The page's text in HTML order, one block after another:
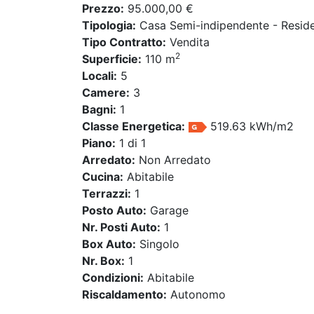
Prezzo: 95.000,00 €
Tipologia: Casa Semi-indipendente -
Tipo Contratto: Vendita
Superficie: 110 m2
Locali: 5
Camere: 3
Bagni: 1
Classe Energetica:
519.63 kWh/m2
Piano: 1 di 1
Arredato: Non Arredato
Cucina: Abitabile
Terrazzi: 1
Posto Auto: Garage
Nr. Posti Auto: 1
Box Auto: Singolo
Nr. Box: 1
Condizioni: Abitabile
Riscaldamento: Autonomo